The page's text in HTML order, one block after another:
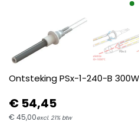
Ontsteking PSx-1-240-B 300W
€ 54,45
€ 45,00excl. 21% btw